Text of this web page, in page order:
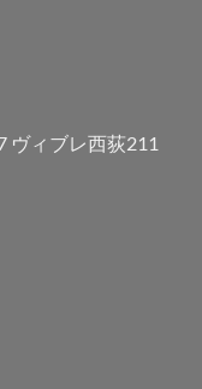
ヴィブレ西荻211